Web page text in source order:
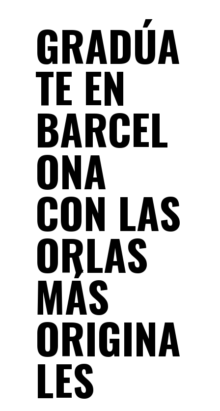
GRADÚA
TE EN
BARCEL
ONA
CON LAS
ORLAS
MÁS
ORIGINA
LES